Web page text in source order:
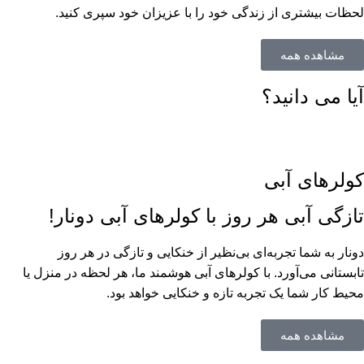
لحظات بیشتری از زندگی خود را با عزیزان خود سپری کنید.
مشاهده همه
آیا می دانید؟
کولرهای آبی
تازگی آبی هر روز با کولرهای آبی دونار!
دونار به شما تجربه‌ای بی‌نظیر از خنکایی و تازگی در هر روز
تابستانی می‌آورد. با کولرهای آبی هوشمند ما، هر لحظه در منزل یا
محیط کار شما یک تجربه تازه و خنکایی خواهد بود.
مشاهده همه